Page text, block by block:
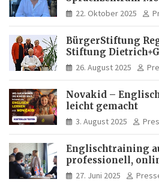
Italia und
Internationaler
22. Oktober 2025
BürgerStiftung
Stiftung
Deutschkenntnisse
26. August 2025
Novakid –
leicht gemacht
3. August 2025
Englischtraining
professionell,
27. Juni 2025